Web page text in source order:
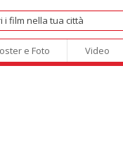
e Foto Video